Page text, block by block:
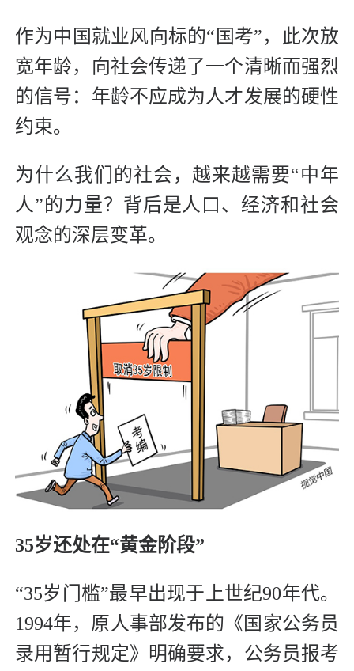
作为中国就业风向标的“国考”，此次放
宽年龄，向社会传递了一个清晰而强烈
的信号：年龄不应成为人才发展的硬性
约束。
为什么我们的社会，越来越需要“中年
人”的力量？背后是人口、经济和社会
观念的深层变革。
35岁还处在“黄金阶段”
“35岁门槛”最早出现于上世纪90年代。
1994年，原人事部发布的《国家公务员
录用暂行规定》明确要求，公务员报考